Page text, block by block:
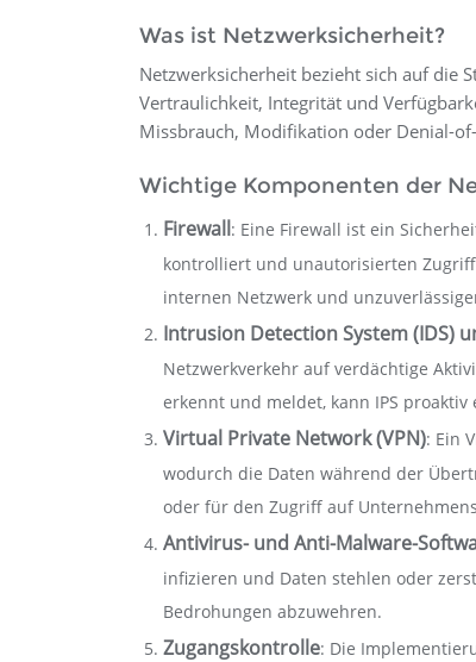
Was ist Netzwerksicherheit?
Netzwerksicherheit bezieht sich auf die
Vertraulichkeit, Integrität und
Missbrauch, Modifikation oder Denial-
Wichtige Komponenten der
Firewall: Eine Firewall ist ein
kontrolliert und unautorisierten
internen Netzwerk und
Intrusion Detection System (IDS)
Netzwerkverkehr auf verdächtige
erkennt und meldet, kann IPS
Virtual Private Network (VPN): Ein
wodurch die Daten während der
oder für den Zugriff auf
Antivirus- und Anti-Malware-
infizieren und Daten stehlen oder
Bedrohungen abzuwehren.
Zugangskontrolle: Die